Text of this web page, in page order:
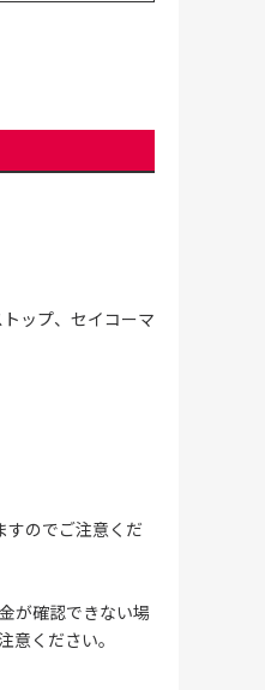
ップ、セイコーマ
すのでご注意くだ
が確認できない場
意ください。